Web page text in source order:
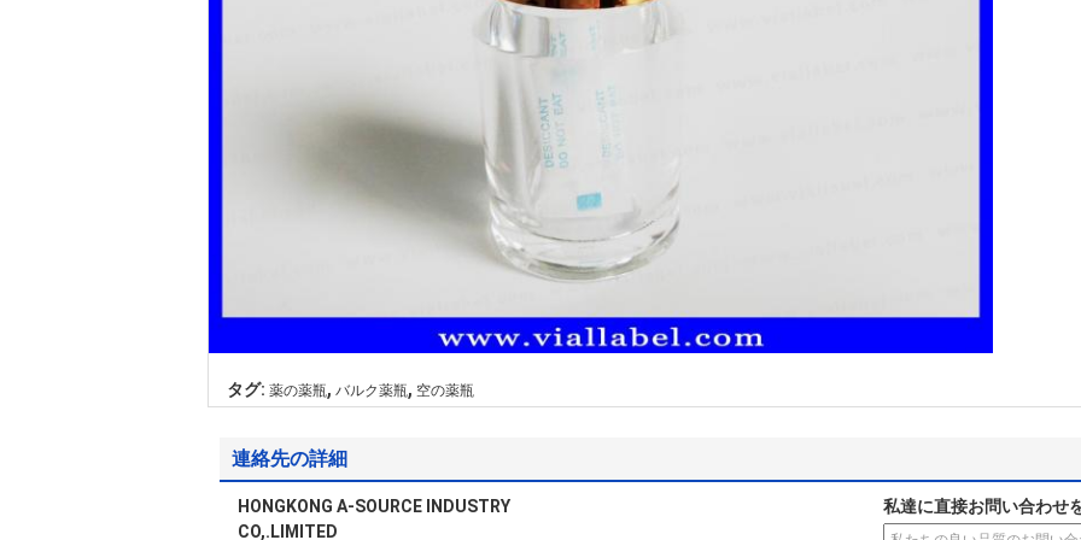
タグ: 薬の薬瓶, バルク薬瓶, 空の薬瓶
連絡先の詳細
HONGKONG A-SOURCE INDUSTRY
CO,.LIMITED
私達に直接お問い合わせ